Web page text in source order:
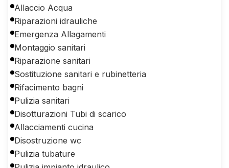
Allaccio Acqua
Riparazioni idrauliche
Emergenza Allagamenti
Montaggio sanitari
Riparazione sanitari
Sostituzione sanitari e rubinetteria
Rifacimento bagni
Pulizia sanitari
Disotturazioni Tubi di scarico
Allacciamenti cucina
Disostruzione wc
Pulizia tubature